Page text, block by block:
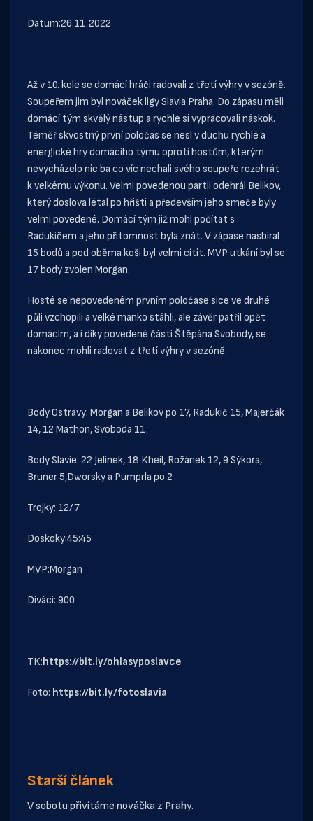
Datum:26.11.2022
Až v 10. kole se domácí hráči radovali z třetí výhry v sezóně.
Soupeřem jim byl nováček ligy Slavia Praha. Do zápasu měli
domácí tým skvělý nástup a rychle si vypracovali náskok.
Téměř skvostný první poločas se nesl v duchu rychlé a
energické hry domácího týmu oproti hostům, kterým
nevycházelo nic ba co víc nechali svého soupeře rozehrát
k velkému výkonu. Velmi povedenou partii odehrál Belikov,
který doslova létal po hřišti a především jeho smeče byly
velmi povedené. Domácí tým již mohl počítat s
Radukičem a jeho přítomnost byla znát. V zápase nasbíral
15 bodů a pod oběma koši byl velmi cítit. MVP utkání byl se
17 body zvolen Morgan.
Hosté se nepovedeném prvním poločase sice ve druhé
půli vzchopili a velké manko stáhli, ale závěr patřil opět
domácím, a i díky povedené částí Štěpána Svobody, se
nakonec mohli radovat z třetí výhry v sezóně.
Body Ostravy: Morgan a Belikov po 17, Radukič 15, Majerčák
14, 12 Mathon, Svoboda 11.
Body Slavie: 22 Jelínek, 18 Kheil, Rožánek 12, 9 Sýkora,
Bruner 5,Dworsky a Pumprla po 2
Trojky: 12/7
Doskoky:45:45
MVP:Morgan
Diváci: 900
TK:https://bit.ly/ohlasyposlavce
Foto: https://bit.ly/fotoslavia
Starší článek
V sobotu přivítáme nováčka z Prahy.